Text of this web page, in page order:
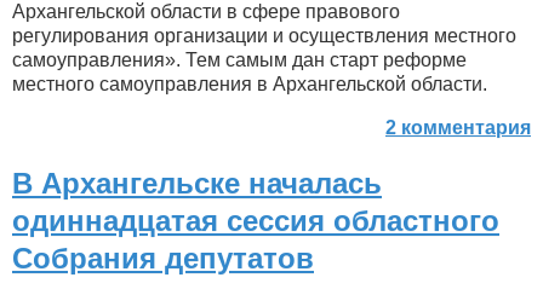
Архангельской области в сфере правового
регулирования организации и осуществления местного
самоуправления». Тем самым дан старт реформе
местного самоуправления в Архангельской области.
2 комментария
В Архангельске началась
одиннадцатая сессия областного
Собрания депутатов